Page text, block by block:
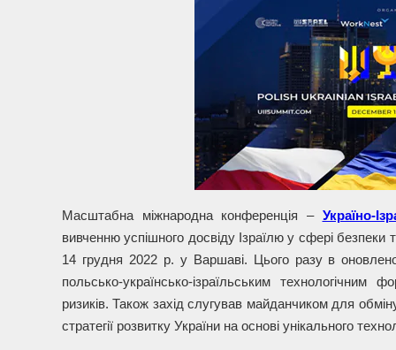
Масштабна міжнародна конференція – Україно-
вивченню успішного досвіду Ізраїлю у сфері безпеки
14 грудня 2022 р. у Варшаві. Цього разу в
польсько-українсько-ізраїльським
ризиків. Також захід слугував майданчиком для
стратегії розвитку України на основі унікального